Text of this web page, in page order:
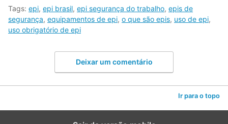
Tags: epi, epi brasil, epi segurança do trabalho, epis de
segurança, equipamentos de epi, o que são epis, uso de epi,
uso obrigatório de epi
Deixar um comentário
Ir para o topo